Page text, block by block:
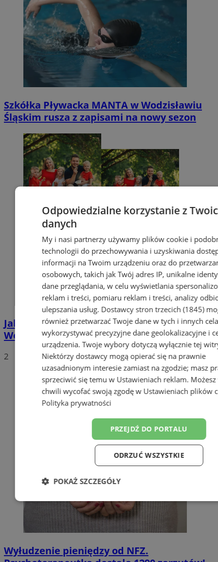
Szkółka Pływacka MANTA w Wodzisławiu
Śląskim rusza z zapisami na nowy sezon
Jak uzyskać Kartę Dużej Rodziny w
Wodzisławiu? Poznaj plusy jej posiadania
2
Wyłudzenie pieniędzy od NFZ.
Odpowiedzialne korzystanie z
danych
My i nasi partnerzy używamy plików cookie i
technologii do przechowywania i uzyskiwania
informacji na Twoim urządzeniu oraz do
osobowych, takich jak Twój adres IP, unikalne
dane przeglądania, w celu wyświetlania
reklam i treści, pomiaru reklam i treści, analizy
ulepszania usług. Dostawcy stron trzecich (1845)
również przetwarzać Twoje dane w tych i innych
wykorzystywać precyzyjne dane geolokalizacyjne i
urządzenia. Twoje wybory dotyczą wyłącznie tej
Niektórzy dostawcy mogą opierać się na prawnie
uzasadnionym interesie zamiast na zgodzie; masz
sprzeciwić się temu w Ustawieniach reklam.
chwili wycofać swoją zgodę w Ustawieniach plików
Polityka prywatności
PRZEJDŹ DO PORTALU
ODRZUĆ WSZYSTKIE
POKAŻ SZCZEGÓŁY
Niezbędne Wydajność